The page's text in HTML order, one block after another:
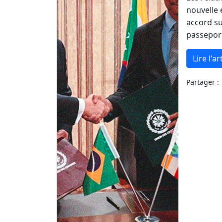
nouvelle
accord
Lire
Partager :